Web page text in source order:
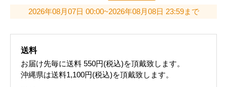
2026年08月07日 00:00~2026年08月08日 23:59まで
送料
お届け先毎に送料 550円(税込)を頂戴致します。
沖縄県は送料1,100円(税込)を頂戴致します。